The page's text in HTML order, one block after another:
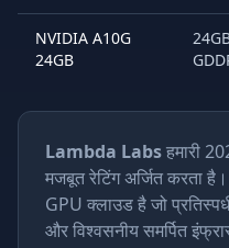
NVIDIA A10G
24GB
Lambda Labsहमारी
मजबूत रेटिंग अर्जित करता
GPU क्लाउड है जो
और विश्वसनीय समर्पित